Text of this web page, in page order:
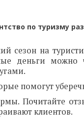
по туризму
сезон на
деньги
помогут
Почитайте
клиентов.